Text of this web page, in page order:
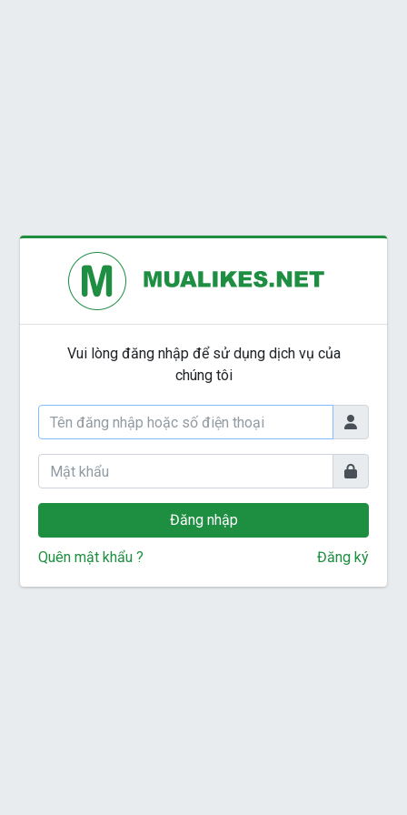
Vui lòng đăng nhập để sử dụng dịch vụ của
chúng tôi
Đăng nhập
Quên mật khẩu ? Đăng ký